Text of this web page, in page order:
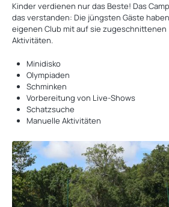
Kinder verdienen nur das Beste! Das
das verstanden: Die jüngsten Gäste
eigenen Club mit auf sie zugeschnittenen
Aktivitäten.
Minidisko
Olympiaden
Schminken
Vorbereitung von Live-Shows
Schatzsuche
Manuelle Aktivitäten